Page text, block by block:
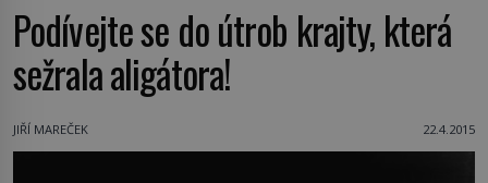
Podívejte se do útrob krajty, která
sežrala aligátora!
JIŘÍ MAREČEK 22.4.2015